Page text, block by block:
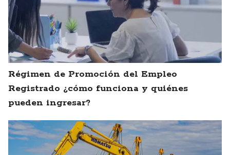
Régimen de Promoción del Empleo
Registrado ¿cómo funciona y quiénes
pueden ingresar?